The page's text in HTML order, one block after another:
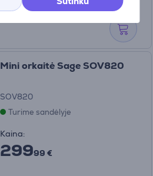
Mini orkaitė Sage SOV820
SOV820
Turime sandėlyje
Kaina:
29999 €